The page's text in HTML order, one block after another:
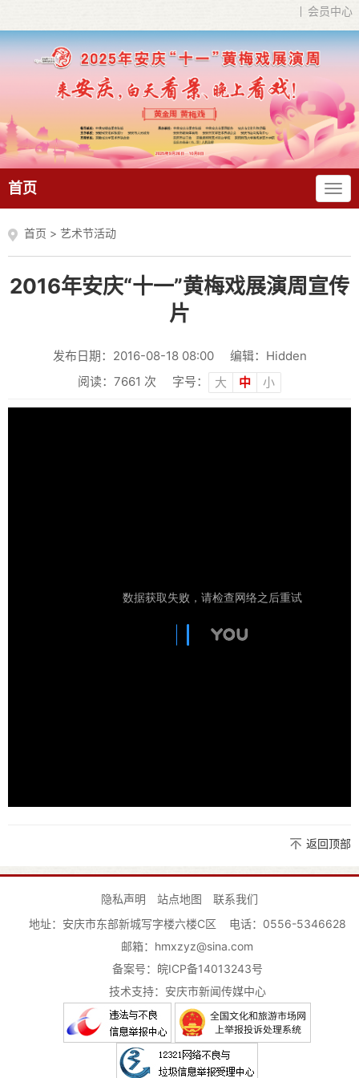
会员中心
首页
首页 > 艺术节活动
2016年安庆“十一”黄梅戏展演周宣传
片
发布日期：2016-08-18 08:00
编辑：Hidden
阅读： 7661 次 字号： 大 中 小
返回顶部
隐私声明 站点地图
联系我们
地址：安庆市东部新城写字楼六楼C区
电话：0556-5346628
邮箱：hmxzyz@sina.com
备案号： 皖ICP备14013243号
技术支持：安庆市新闻传媒中心